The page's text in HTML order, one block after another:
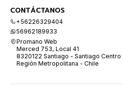
CONTÁCTANOS
+56226329404
56962189933
Promano Web
Merced 753, Local 41
8320122 Santiago - Santiago Centro
Región Metropolitana - Chile